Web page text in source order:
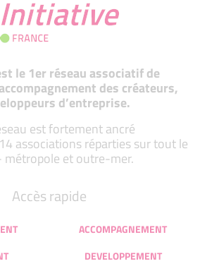
le 1er réseau associatif de
des créateurs,
d’entreprise.
est fortement ancré
associations réparties sur tout le
et outre-mer.
Accès rapide
ACCOMPAGNEMENT
DEVELOPPEMENT